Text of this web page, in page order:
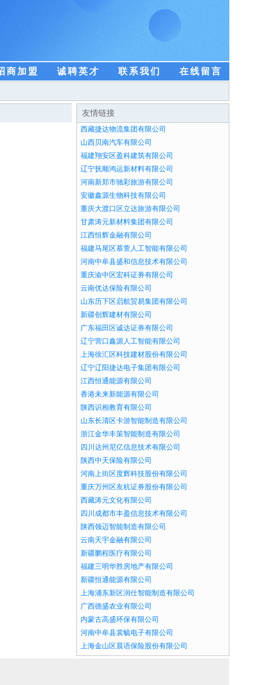
商加盟 诚聘英才 联系我们 在线留言
友情链接
西藏捷达物流集团有限公司
山西贝南汽车有限公司
福建翔安区盈科建筑有限公司
辽宁抚顺鸿运新材料有限公司
河南新郑市驰彩旅游有限公司
安徽鑫源生物科技有限公司
重庆大渡口区立达旅游有限公司
甘肃涛元新材料集团有限公司
江西恒辉金融有限公司
福建马尾区慕萱人工智能有限公司
河南中牟县盛和信息技术有限公司
重庆渝中区宏科证券有限公司
云南优达保险有限公司
山东历下区启航贸易集团有限公司
新疆创辉建材有限公司
广东福田区诚达证券有限公司
辽宁营口鑫源人工智能有限公司
上海徐汇区科技建材股份有限公司
辽宁辽阳捷达电子集团有限公司
江西恒通能源有限公司
香港未来新能源有限公司
陕西识相教育有限公司
山东长清区卡游智能制造有限公司
浙江金华丰策智能制造有限公司
四川达州尼亿信息技术有限公司
陕西中天保险有限公司
河南上街区度辉科技股份有限公司
重庆万州区友杭证券股份有限公司
西藏涛元文化有限公司
四川成都市丰盈信息技术有限公司
陕西领迈智能制造有限公司
云南天宇金融有限公司
新疆鹏程医疗有限公司
福建三明华胜房地产有限公司
新疆恒通能源有限公司
上海浦东新区润仕智能制造有限公司
广西德盛农业有限公司
内蒙古高盛环保有限公司
河南中牟县裳毓电子有限公司
上海金山区晨语保险股份有限公司